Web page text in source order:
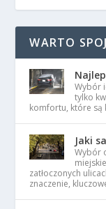
WARTO
Wybór
tylko
komfortu, które są
Jaki
Wybór
zatłoczonych
znaczenie,